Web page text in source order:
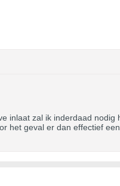
inlaat zal ik inderdaad
het geval er dan effectief